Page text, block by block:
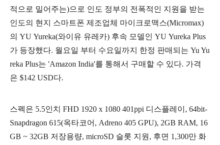
적으로 밀어주는)으로 인도 정부의 전폭적인 지원을 받는
인도의 현지 스마트폰 제조업체 마이크로맥스(Micromax)
의 YU Yureka(와이유 유레카) 후속 모델인 YU Yureka Plus
가 등장했다. 월요일 부터 수요일까지 한정 판매되는 Yu Yu
reka Plus는 'Amazon India'를 통해서 구매할 수 있다. 가격
은 $142 USD다.
스펙은 5.5인치 FHD 1920 x 1080 401ppi 디스플레이, 64bit-
Snapdragon 615(옥타코어, Adreno 405 GPU), 2GB RAM, 16
GB ~ 32GB 저장용량, microSD 슬롯 지원, 후면 1,300만 화